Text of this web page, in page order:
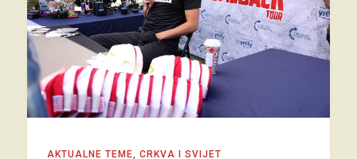
AKTUALNE TEME CRKVA I SVIJET